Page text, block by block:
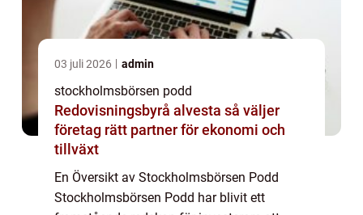
03 juli 2026 admin
stockholmsbörsen podd
Redovisningsbyrå alvesta så väljer
företag rätt partner för ekonomi och
tillväxt
En Översikt av Stockholmsbörsen Podd
Stockholmsbörsen Podd har blivit ett